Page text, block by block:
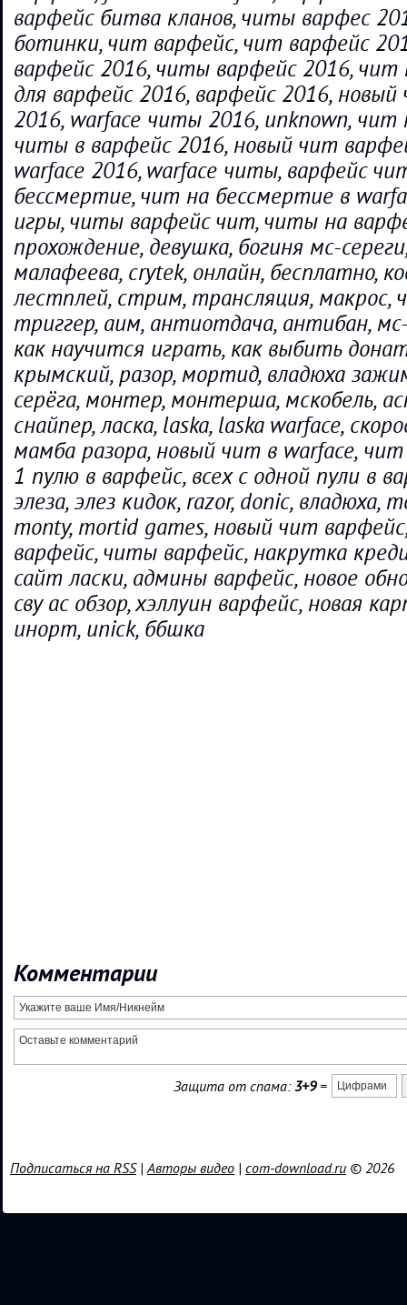
варфейс битва кланов, читы варфес
ботинки, чит варфейс, чит варфейс
варфейс 2016, читы варфейс 2016,
для варфейс 2016, варфейс 2016,
2016, warface читы 2016, unknown, чит
читы в варфейс 2016, новый чит
warface 2016, warface читы, варфейс
бессмертие, чит на бессмертие в
игры, читы варфейс чит, читы на
прохождение, девушка, богиня мс-
малафеева, crytek, онлайн, бесплатно,
лестплей, стрим, трансляция, макрос,
триггер, аим, антиотдача, антибан,
как научится играть, как выбить
крымский, разор, мортид, владюха
серёга, монтер, монтерша, мскобель,
снайпер, ласка, laska, laska warface,
мамба разора, новый чит в warface,
1 пулю в варфейс, всех с одной пули в
элеза, элез кидок, razor, donic, владюха,
monty, mortid games, новый чит
варфейс, читы варфейс, накрутка
сайт ласки, админы варфейс, новое
сву ас обзор, хэллуин варфейс, новая
инорт, unick, ббшка
Комментарии
Защита от спама:3+9=
Подписаться на RSS|Авторы видео | com-download.ru © 2026